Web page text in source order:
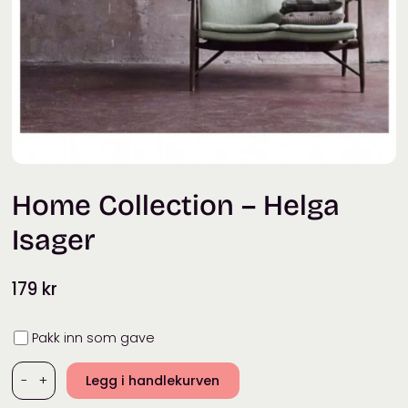
Home Collection – Helga
Isager
179 kr
Innpakning
Pakk inn som gave
-
Home
+ Legg i handlekurven